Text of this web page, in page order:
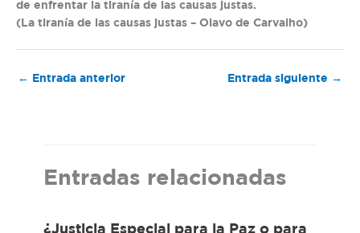
de enfrentar la tiranía de las causas justas.
(La tiranía de las causas justas – Olavo de Carvalho)
← Entrada anterior Entrada siguiente →
Entradas relacionadas
¿Justicia Especial para la Paz o para